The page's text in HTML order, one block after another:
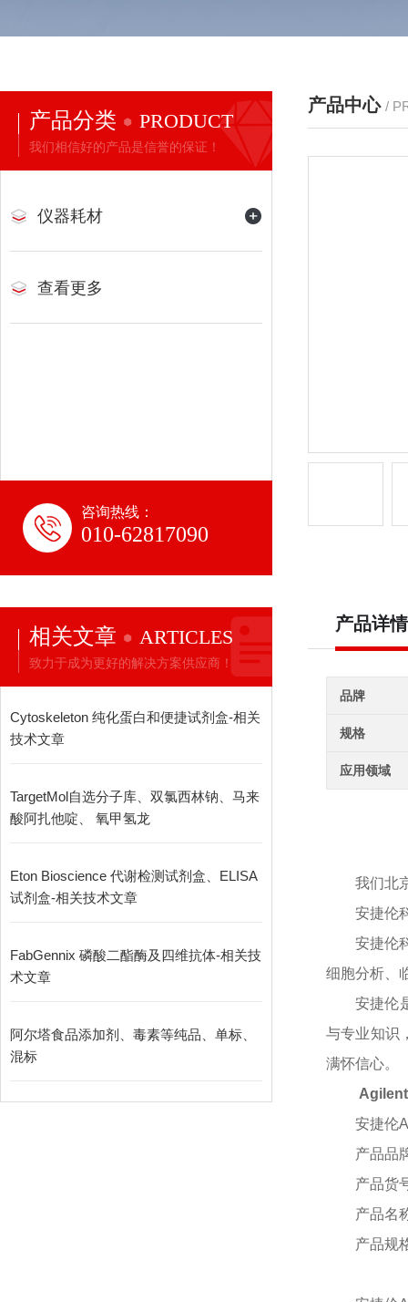
产品分类 PRODUCT
我们相信好的产品是信誉的保证！
仪器耗材
查看更多
咨询热线：
010-62817090
相关文章 ARTICLES
致力于成为更好的解决方案供应商！
Cytoskeleton 纯化蛋白和便捷试剂盒-相关
技术文章
TargetMol自选分子库、双氯西林钠、马来
酸阿扎他啶、 氧甲氢龙
Eton Bioscience 代谢检测试剂盒、ELISA
试剂盒-相关技术文章
FabGennix 磷酸二酯酶及四维抗体-相关技
术文章
阿尔塔食品添加剂、毒素等纯品、单标、
混标
产品中心 /
产品详情
品牌
规格
应用领域
我们北
安捷伦
安捷伦
细胞分析、
安捷伦
与专业知识
满怀信心。
安捷伦
产品品
产品货
产品名
产品规